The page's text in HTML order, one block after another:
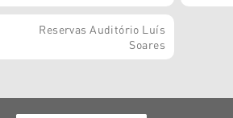
Reservas Auditório Luís
Soares